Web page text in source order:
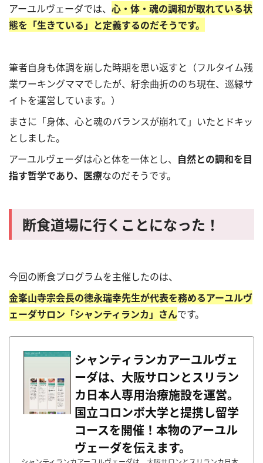
アーユルヴェーダでは、 心・体・魂の調和が取れている状
態を「生きている」と定義するのだそうです。
筆者自身も体調を崩した時期を思い返すと（フルタイム残
業ワーキングママでしたが、紆余曲折ののち現在、巡縁サ
イトを運営しています。）
まさに「身体、心と魂のバランスが崩れて」いたとドキッ
としました。
アーユルヴェーダは心と体を一体とし、 自然との調和を目
指す哲学であり、医療なのだそうです。
断食道場に行くことになった！
今回の断食プログラムを主催したのは、
金峯山寺宗会長の徳永瑞幸先生が代表を務めるアーユルヴ
ェーダサロン「シャンティランカ」さんです。
シャンティランカアーユルヴェ
ーダは、大阪サロンとスリラン
カ日本人専用治療施設を運営。
国立コロンボ大学と提携し留学
コースを開催！本物のアーユル
ヴェーダを伝えます。